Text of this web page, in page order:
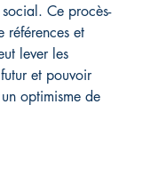
Ce procès-
références et
lever les
et pouvoir
optimisme de